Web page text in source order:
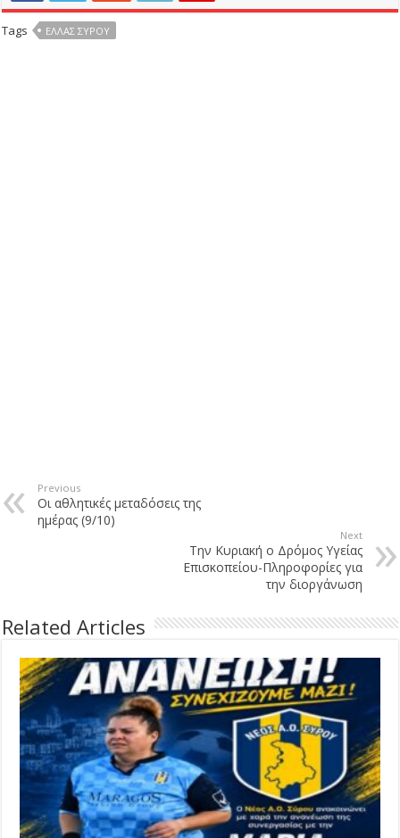
Tags ΕΛΛΑΣ ΣΎΡΟΥ
Previous
Οι αθλητικές μεταδόσεις της
ημέρας (9/10)
Next
Την Κυριακή ο Δρόμος Υγείας
Επισκοπείου-Πληροφορίες για
την διοργάνωση
Related Articles